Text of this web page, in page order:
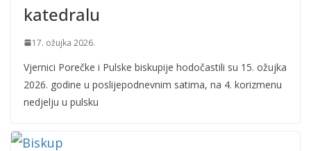
katedralu
17. ožujka 2026.
Vjernici Porečke i Pulske biskupije hodočastili su 15. ožujka
2026. godine u poslijepodnevnim satima, na 4. korizmenu
nedjelju u pulsku